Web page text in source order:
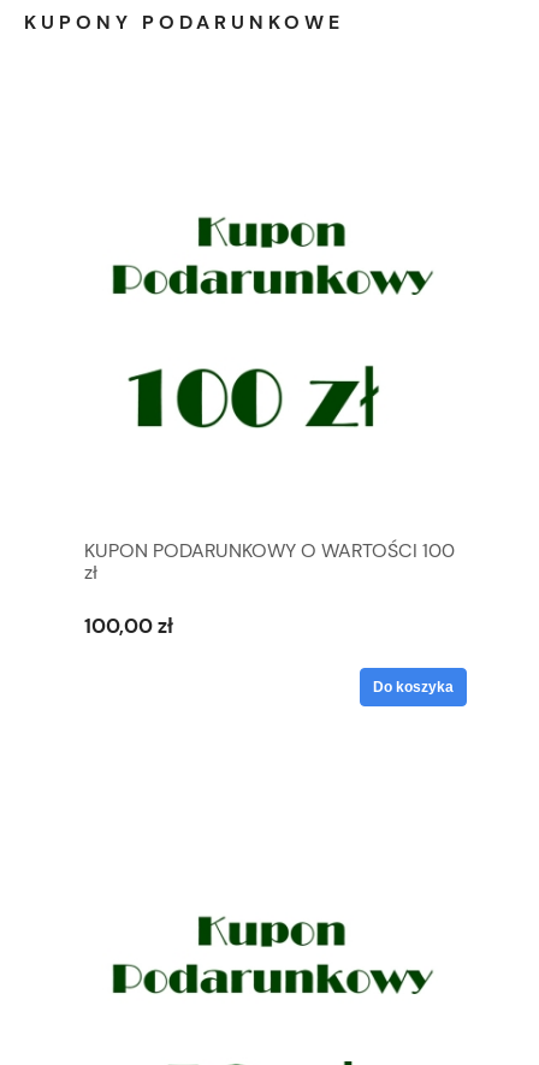
KUPONY PODARUNKOWE
KUPON PODARUNKOWY O WARTOŚCI 100
zł
100,00 zł
Do koszyka